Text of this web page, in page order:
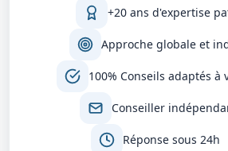
+20 ans d'expertise
Approche globale et
100% Conseils adaptés à
Conseiller
Réponse sous 24h